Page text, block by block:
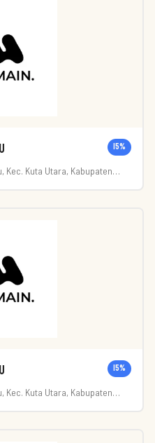
15%
Kec. Kuta Utara, Kabupaten
15%
Kec. Kuta Utara, Kabupaten